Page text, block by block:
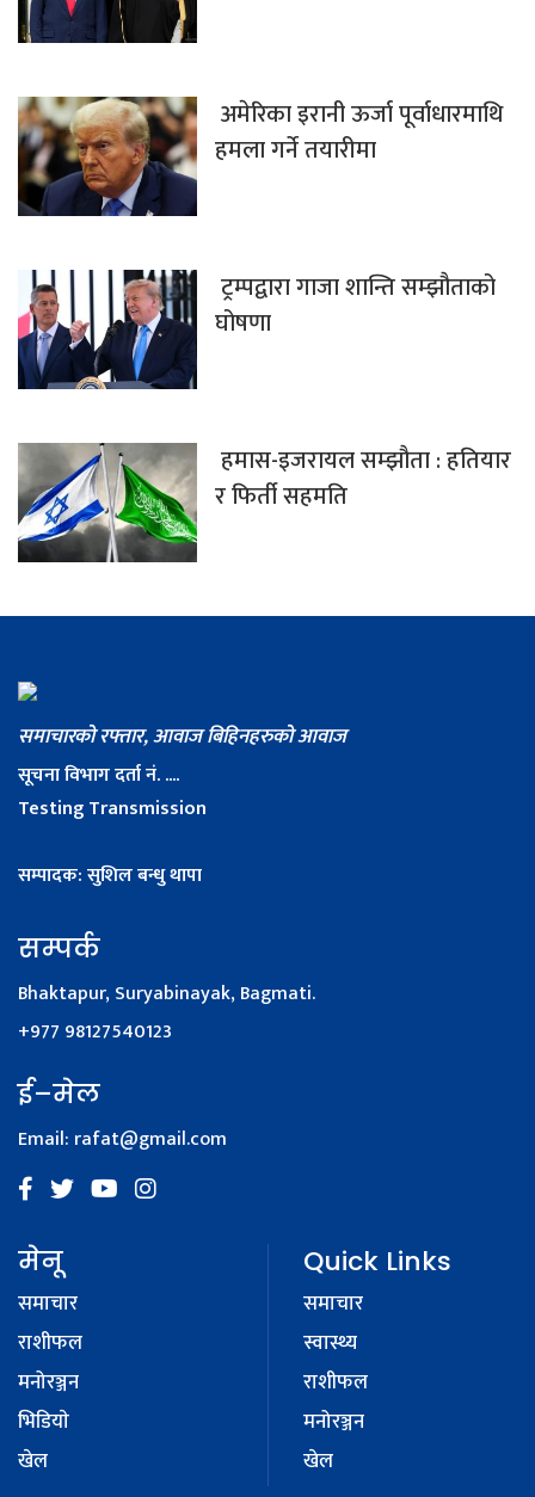
अमेरिका इरानी ऊर्जा पूर्वाधारमाथि
हमला गर्ने तयारीमा
ट्रम्पद्वारा गाजा शान्ति सम्झौताको
घोषणा
हमास-इजरायल सम्झौता : हतियार
र फिर्ती सहमति
समाचारको रफ्तार, आवाज बिहिनहरुको आवाज
सूचना विभाग दर्ता नं. ....
Testing Transmission
सम्पादक: सुशिल बन्धु थापा
सम्पर्क
Bhaktapur, Suryabinayak, Bagmati.
+977 98127540123
ई–मेल
Email: rafat@gmail.com
मेनू
समाचार
राशीफल
मनोरञ्जन
भिडियाे
खेल
Quick Links
समाचार
स्वास्थ्य
राशीफल
मनोरञ्जन
खेल